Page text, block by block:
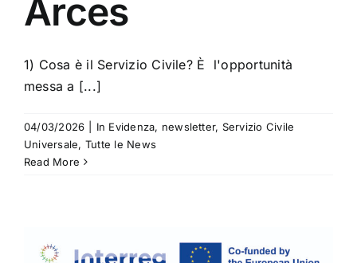
Arces
1) Cosa è il Servizio Civile? È l'opportunità
messa a [...]
04/03/2026 In Evidenza, newsletter, Servizio Civile
Universale, Tutte le News
Read More